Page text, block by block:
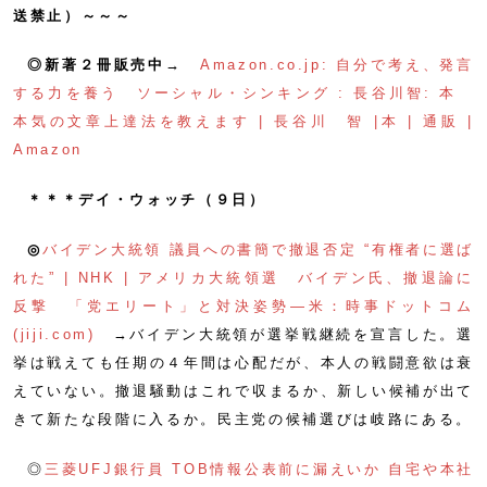
送禁止）～～～
◎新著２冊販売中→ Amazon.co.jp: 自分で考え、発言
する力を養う ソーシャル・シンキング : 長谷川智: 本
本気の文章上達法を教えます | 長谷川 智 |本 | 通販 |
Amazon
＊＊＊デイ・ウォッチ（９日）
◎バイデン大統領 議員への書簡で撤退否定 “有権者に選ば
れた” | NHK | アメリカ大統領選
バイデン氏、撤退論に
反撃 「党エリート」と対決姿勢―米：時事ドットコム
(jiji.com)
→バイデン大統領が選挙戦継続を宣言した。選
挙は戦えても任期の４年間は心配だが、本人の戦闘意欲は衰
えていない。撤退騒動はこれで収まるか、新しい候補が出て
きて新たな段階に入るか。民主党の候補選びは岐路にある。
◎三菱UFJ銀行員 TOB情報公表前に漏えいか 自宅や本社